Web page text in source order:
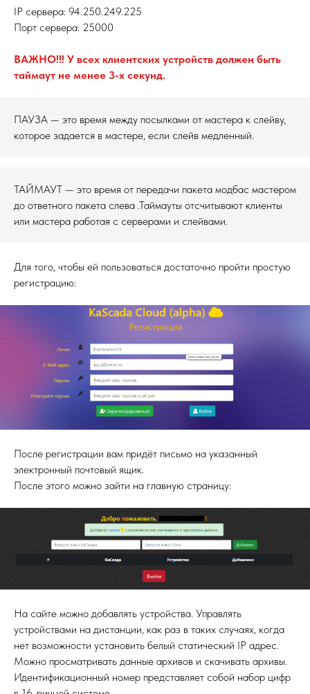
IP сервера: 94.250.249.225
Порт сервера: 25000
ВАЖНО!!! У всех клиентских устройств должен быть
таймаут не менее 3-х секунд.
ПАУЗА — это время между посылками от мастера к слейву,
которое задается в мастере, если слейв медленный.
ТАЙМАУТ — это время от передачи пакета модбас мастером
до ответного пакета слева .Таймауты отсчитывают клиенты
или мастера работая с серверами и слейвами.
Для того, чтобы ей пользоваться достаточно пройти простую
регистрацию:
После регистрации вам придёт письмо на указанный
электронный почтовый ящик.
После этого можно зайти на главную страницу:
На сайте можно добавлять устройства. Управлять
устройствами на дистанции, как раз в таких случаях, когда
нет возможности установить белый статический IP адрес.
Можно просматривать данные архивов и скачивать архивы.
Идентификационный номер представляет собой набор цифр